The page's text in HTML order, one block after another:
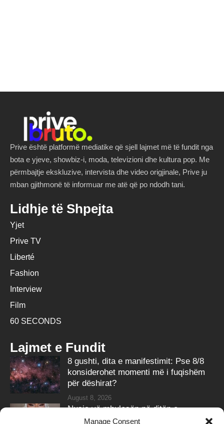
Manage Consent
Prive është platformë mediatike që sjell lajmet më të fundit nga
bota e yjeve, showbiz-i, moda, televizioni dhe kultura pop. Me
përmbajtje ekskluzive, intervista dhe video origjinale, Prive ju
mban gjithmonë të informuar me atë që po ndodh tani.
Lidhje të Shpejta
Yjet
Prive TV
Liberté
Fashion
Interview
Film
60 SECONDS
Lajmet e Fundit
8 gushti, dita e manifestimit: Pse 8/8
konsiderohet momenti më i fuqishëm
për dëshirat?
August 8, 2026
Nusja vë mbulesën në ditën e
martesës, ky është reagimi i burrit